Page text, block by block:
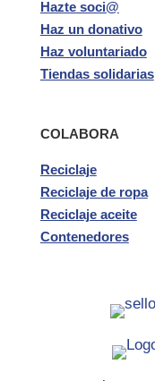
Hazte soci@
Haz un donativo
Haz voluntariado
Tiendas solidarias
COLABORA
Reciclaje
Reciclaje de ropa
Reciclaje aceite
Contenedores